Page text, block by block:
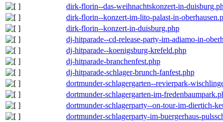
dirk-florin--das-weihnachtskonzert-in-
dirk-florin--konzert-im-lito-palast-in-
dirk-florin--konzert-in-duisburg.php
dj-hitparade--cd-release-party-im-adiamo-in-
dj-hitparade--koenigsburg-krefeld.php
dj-hitparade-branchenfest.php
dj-hitparade-schlager-brunch-fanfest.php
dortmunder-schlagergarten--revierpark-
dortmunder-schlagergarten-im-
dortmunder-schlagerparty--on-tour-im-diertich-
dortmunder-schlagerparty-im-buergerhaus-